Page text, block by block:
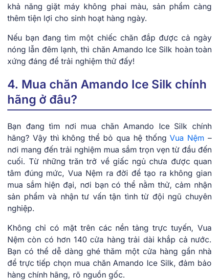
khả năng giặt máy không phai màu, sản phẩm càng
thêm tiện lợi cho sinh hoạt hàng ngày.
Nếu bạn đang tìm một chiếc chăn đắp được cả ngày
nóng lẫn đêm lạnh, thì chăn Amando Ice Silk hoàn toàn
xứng đáng để trải nghiệm thử đấy!
4. Mua chăn Amando Ice Silk chính
hãng ở đâu?
Bạn đang tìm nơi mua chăn Amando Ice Silk chính
hãng? Vậy thì không thể bỏ qua hệ thốngVua Nệm –
nơi mang đến trải nghiệm mua sắm trọn vẹn từ đầu đến
cuối. Từ những trăn trở về giấc ngủ chưa được quan
tâm đúng mức, Vua Nệm ra đời để tạo ra không gian
mua sắm hiện đại, nơi bạn có thể nằm thử, cảm nhận
sản phẩm và nhận tư vấn tận tình từ đội ngũ chuyên
nghiệp.
Không chỉ có mặt trên các nền tảng trực tuyến, Vua
Nệm còn có hơn 140 cửa hàng trải dài khắp cả nước.
Bạn có thể dễ dàng ghé thăm một cửa hàng gần nhà
để trực tiếp chọn mua chăn Amando Ice Silk, đảm bảo
hàng chính hãng, rõ nguồn gốc.